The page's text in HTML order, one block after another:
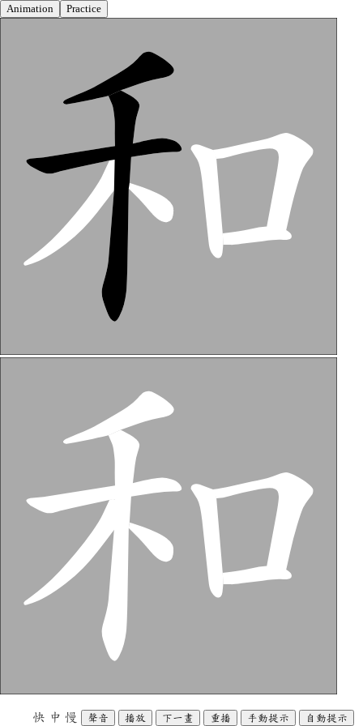
Animation Practice
快 中 慢 聲音 播放 下一畫 重播 手動提示 自動提示